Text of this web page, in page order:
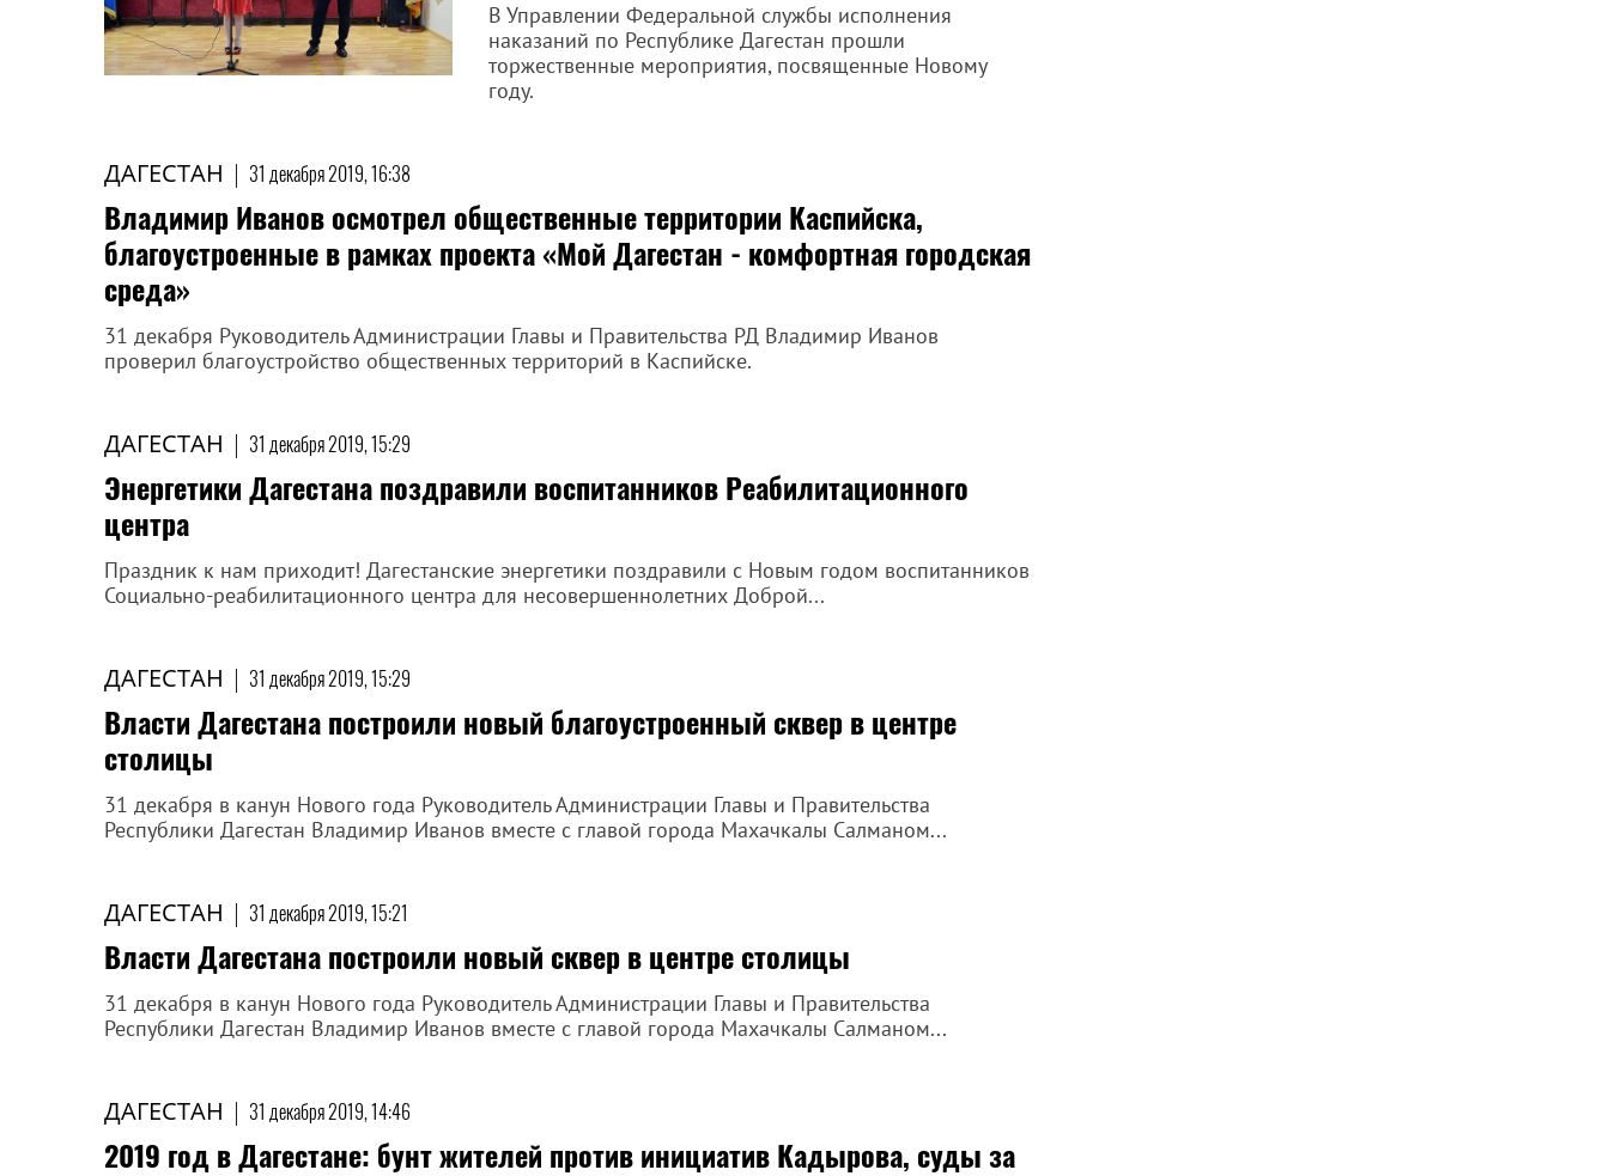
В Управлении Федеральной службы исполнения
наказаний по Республике Дагестан прошли
торжественные мероприятия, посвященные Новому
году.
ДАГЕСТАН | 31 декабря 2019, 16:38
Владимир Иванов осмотрел общественные территории Каспийска,
благоустроенные в рамках проекта «Мой Дагестан - комфортная городская
среда»
31 декабря Руководитель Администрации Главы и Правительства РД Владимир Иванов
проверил благоустройство общественных территорий в Каспийске.
ДАГЕСТАН | 31 декабря 2019, 15:29
Энергетики Дагестана поздравили воспитанников Реабилитационного
центра
Праздник к нам приходит! Дагестанские энергетики поздравили с Новым годом воспитанников
Социально-реабилитационного центра для несовершеннолетних Доброй...
ДАГЕСТАН | 31 декабря 2019, 15:29
Власти Дагестана построили новый благоустроенный сквер в центре
столицы
31 декабря в канун Нового года Руководитель Администрации Главы и Правительства
Республики Дагестан Владимир Иванов вместе с главой города Махачкалы Салманом...
ДАГЕСТАН | 31 декабря 2019, 15:21
Власти Дагестана построили новый сквер в центре столицы
31 декабря в канун Нового года Руководитель Администрации Главы и Правительства
Республики Дагестан Владимир Иванов вместе с главой города Махачкалы Салманом...
ДАГЕСТАН | 31 декабря 2019, 14:46
2019 год в Дагестане: бунт жителей против инициатив Кадырова, суды за